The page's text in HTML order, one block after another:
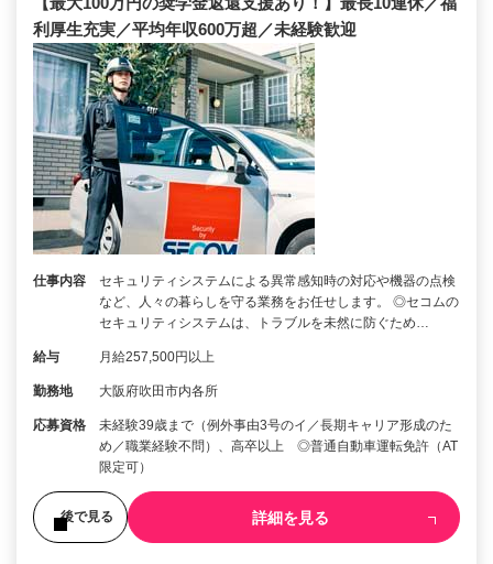
利厚生充実／平均年収600万超／未経験歓迎
仕事内容
セキュリティシステムによる異常感知時の対応や機器の点検
など、人々の暮らしを守る業務をお任せします。 ◎セコムの
セキュリティシステムは、トラブルを未然に防ぐため…
給与 月給257,500円以上
勤務地 大阪府吹田市内各所
応募資格
未経験39歳まで（例外事由3号のイ／長期キャリア形成のた
め／職業経験不問）、高卒以上 ◎普通自動車運転免許（AT
限定可）
後で見る 詳細を見る